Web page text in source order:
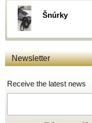
Šnúrky
Newsletter
Receive the latest news